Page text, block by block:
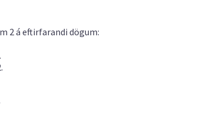
2 á eftirfarandi dögum: